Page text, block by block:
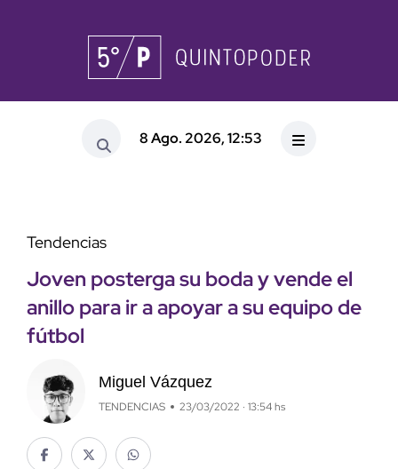
8 Ago. 2026, 12:53
Tendencias
Joven posterga su boda y vende el
anillo para ir a apoyar a su equipo de
fútbol
Miguel Vázquez
TENDENCIAS 23/03/2022 · 13:54 hs